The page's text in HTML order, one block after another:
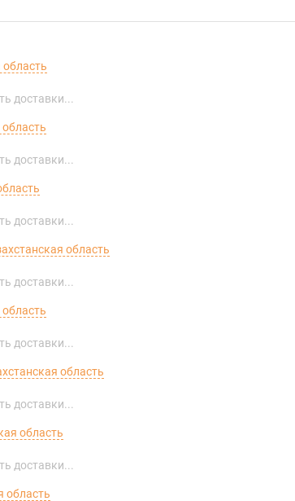
доставки...
доставки...
доставки...
область
доставки...
доставки...
область
доставки...
область
доставки...
область